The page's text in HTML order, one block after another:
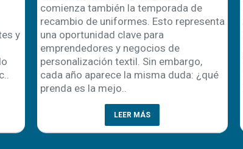
y
comienza también la temporada de
recambio de uniformes. Esto representa
una oportunidad clave para
emprendedores y negocios de
personalización textil. Sin embargo,
cada año aparece la misma duda: ¿qué
prenda es la mejo..
LEER MÁS